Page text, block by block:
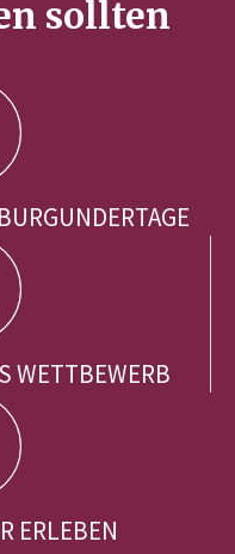
sollten
WETTBEWERB
ERLEBEN